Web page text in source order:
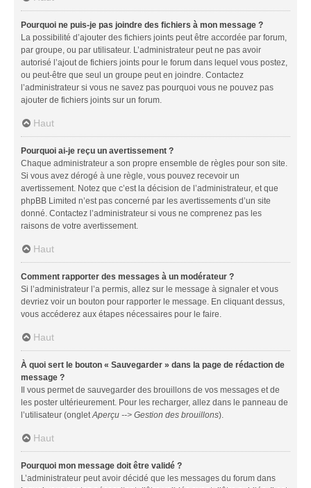
Pourquoi ne puis-je pas joindre des fichiers à mon message ?
La possibilité d’ajouter des fichiers joints peut être accordée par forum,
par groupe, ou par utilisateur. L’administrateur peut ne pas avoir
autorisé l’ajout de fichiers joints pour le forum dans lequel vous postez,
ou peut-être que seul un groupe peut en joindre. Contactez
l’administrateur si vous ne savez pas pourquoi vous ne pouvez pas
ajouter de fichiers joints sur un forum.
Haut
Pourquoi ai-je reçu un avertissement ?
Chaque administrateur a son propre ensemble de règles pour son site.
Si vous avez dérogé à une règle, vous pouvez recevoir un
avertissement. Notez que c’est la décision de l’administrateur, et que
phpBB Limited n’est pas concerné par les avertissements d’un site
donné. Contactez l’administrateur si vous ne comprenez pas les
raisons de votre avertissement.
Haut
Comment rapporter des messages à un modérateur ?
Si l’administrateur l’a permis, allez sur le message à signaler et vous
devriez voir un bouton pour rapporter le message. En cliquant dessus,
vous accéderez aux étapes nécessaires pour le faire.
Haut
À quoi sert le bouton « Sauvegarder » dans la page de rédaction de
message ?
Il vous permet de sauvegarder des brouillons de vos messages et de
les poster ultérieurement. Pour les recharger, allez dans le panneau de
l’utilisateur (ongletAperçu --> Gestion des brouillons).
Haut
Pourquoi mon message doit être validé ?
L’administrateur peut avoir décidé que les messages du forum dans